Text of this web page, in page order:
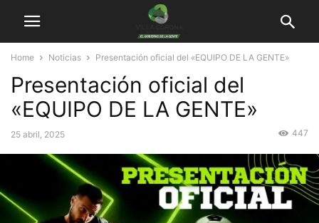
Home Noticias Presentación oficial del «EQUIPO DE LA GENTE»
Presentación oficial del
«EQUIPO DE LA GENTE»
25 abril, 2025 447